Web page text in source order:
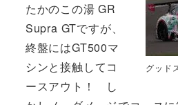
グッド
たかのこの湯 GR
Supra GTですが、
終盤にはGT500マ
シンと接触してコ
ースアウト！ し